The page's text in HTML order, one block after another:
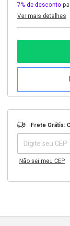
7% de desconto
Ver mais detalhes
Entregas para o CEP:
Frete Grátis:
Não sei meu CEP